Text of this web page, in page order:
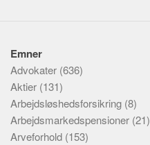
Emner
Advokater (636)
Aktier (131)
Arbejdsløshedsforsikring (8)
Arbejdsmarkedspensioner (21)
Arveforhold (153)